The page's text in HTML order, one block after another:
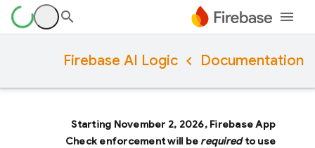
Documentation
Firebase AI Logic
Starting November 2, 2026, Firebase App
Check enforcement will be requiredto use